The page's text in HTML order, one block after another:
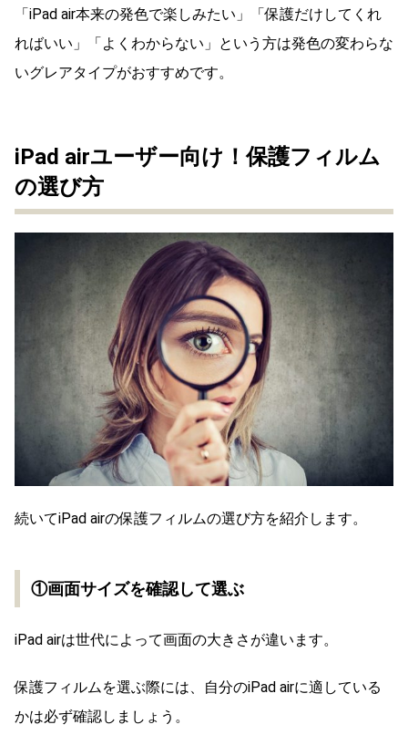
「iPad air本来の発色で楽しみたい」「保護だけしてくれ
ればいい」「よくわからない」という方は発色の変わらな
いグレアタイプがおすすめです。
iPad airユーザー向け！保護フィルム
の選び方
続いてiPad airの保護フィルムの選び方を紹介します。
①画面サイズを確認して選ぶ
iPad airは世代によって画面の大きさが違います。
保護フィルムを選ぶ際には、自分のiPad airに適している
かは必ず確認しましょう。